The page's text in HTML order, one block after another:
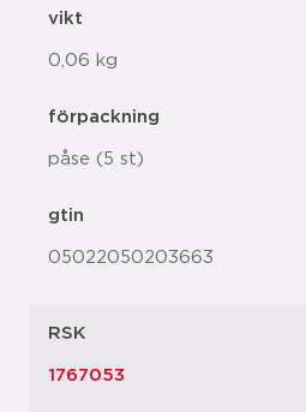
vikt
0,06 kg
förpackning
påse (5 st)
gtin
05022050203663
RSK
1767053